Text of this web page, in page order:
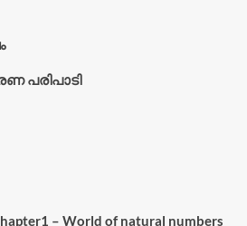
പരിപാടി
– World of natural numbers